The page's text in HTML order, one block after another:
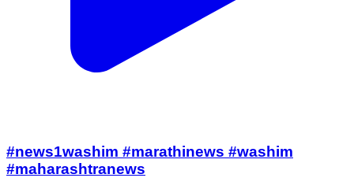
#news1washim #marathinews #washim
#maharashtranews